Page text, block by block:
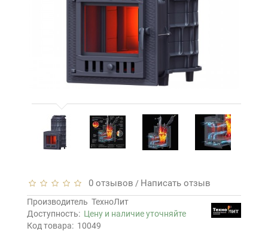
0 отзывов / Написать отзыв
Производитель ТехноЛит
Доступность: Цену и наличие уточняйте
Код товара: 10049